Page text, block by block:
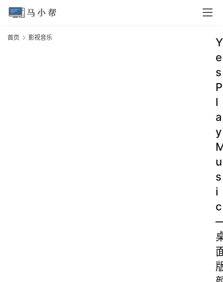
首页 影视音乐
Y
e
s
P
l
a
y
u
s
i
c